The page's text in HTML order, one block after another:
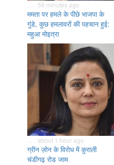
. . . 59 minutes ago
ममता पर हमले के पीछे भाजपा के
गुंडे, कुछ हमलावरों की पहचान हुई:
महुआ मोइत्रा
. . . about 1 hour ago
ग्रीन ज़ोन के विरोध में कुराली
चंडीगढ़ रोड जाम